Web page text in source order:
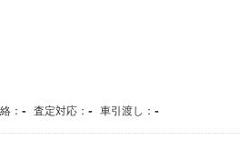
： - 査定対応： - 車引渡し： -